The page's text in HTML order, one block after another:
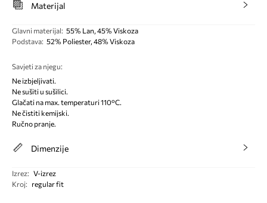
Materijal
Glavni materijal: 55% Lan, 45% Viskoza
Podstava: 52% Poliester, 48% Viskoza
Savjeti za njegu:
Ne izbjeljivati.
Ne sušiti u sušilici.
Glačati na max. temperaturi 110°C.
Ne čistiti kemijski.
Ručno pranje.
Dimenzije
Izrez: V-izrez
Kroj: regular fit